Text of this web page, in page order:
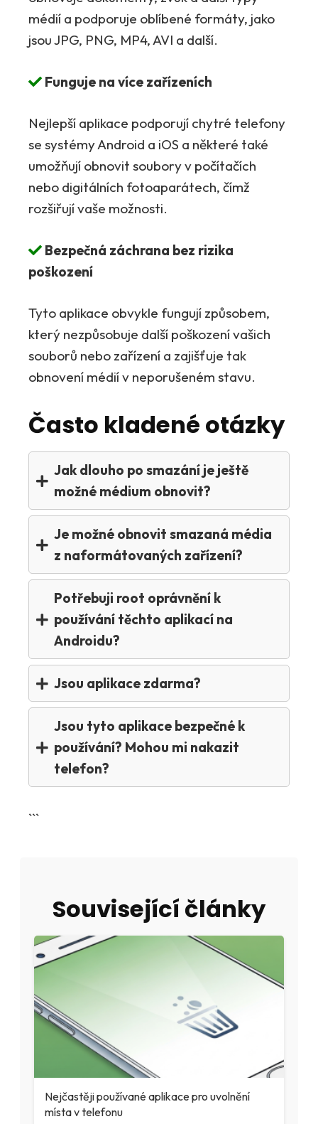
médií a podporuje oblíbené formáty, jako
jsou JPG, PNG, MP4, AVI a další.
Funguje na více zařízeních
Nejlepší aplikace podporují chytré telefony
se systémy Android a iOS a některé také
umožňují obnovit soubory v počítačích
nebo digitálních fotoaparátech, čímž
rozšiřují vaše možnosti.
Bezpečná záchrana bez rizika
poškození
Tyto aplikace obvykle fungují způsobem,
který nezpůsobuje další poškození vašich
souborů nebo zařízení a zajišťuje tak
obnovení médií v neporušeném stavu.
Často kladené otázky
Jak dlouho po smazání je ještě
možné médium obnovit?
Je možné obnovit smazaná média
z naformátovaných zařízení?
Potřebuji root oprávnění k
používání těchto aplikací na
Androidu?
Jsou aplikace zdarma?
Jsou tyto aplikace bezpečné k
používání? Mohou mi nakazit
telefon?
```
Související články
Nejčastěji používané aplikace pro uvolnění
místa v telefonu